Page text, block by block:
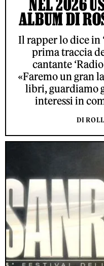
NEL 2026
ALBUM DI
Il rapper lo dice in
prima traccia
cantante
«Faremo un gran
libri, guardiamo
interessi in
DI